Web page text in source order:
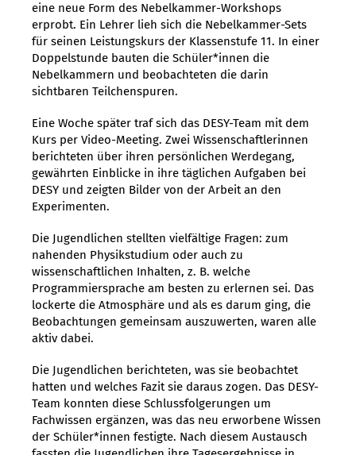
eine neue Form des Nebelkammer-Workshops
erprobt. Ein Lehrer lieh sich die Nebelkammer-Sets
für seinen Leistungskurs der Klassenstufe 11. In einer
Doppelstunde bauten die Schüler*innen die
Nebelkammern und beobachteten die darin
sichtbaren Teilchenspuren.
Eine Woche später traf sich das DESY-Team mit dem
Kurs per Video-Meeting. Zwei Wissenschaftlerinnen
berichteten über ihren persönlichen Werdegang,
gewährten Einblicke in ihre täglichen Aufgaben bei
DESY und zeigten Bilder von der Arbeit an den
Experimenten.
Die Jugendlichen stellten vielfältige Fragen: zum
nahenden Physikstudium oder auch zu
wissenschaftlichen Inhalten, z. B. welche
Programmiersprache am besten zu erlernen sei. Das
lockerte die Atmosphäre und als es darum ging, die
Beobachtungen gemeinsam auszuwerten, waren alle
aktiv dabei.
Die Jugendlichen berichteten, was sie beobachtet
hatten und welches Fazit sie daraus zogen. Das DESY-
Team konnten diese Schlussfolgerungen um
Fachwissen ergänzen, was das neu erworbene Wissen
der Schüler*innen festigte. Nach diesem Austausch